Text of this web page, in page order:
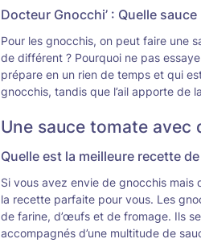
Docteur Gnocchi’ : Quelle
Pour les gnocchis, on peut faire une
de différent ? Pourquoi ne pas
prépare en un rien de temps et qui
gnocchis, tandis que l’ail apporte de
Une sauce tomate avec
Quelle est la meilleure recette
Si vous avez envie de gnocchis mais
la recette parfaite pour vous. Les
de farine, d’œufs et de fromage. Ils
accompagnés d’une multitude de